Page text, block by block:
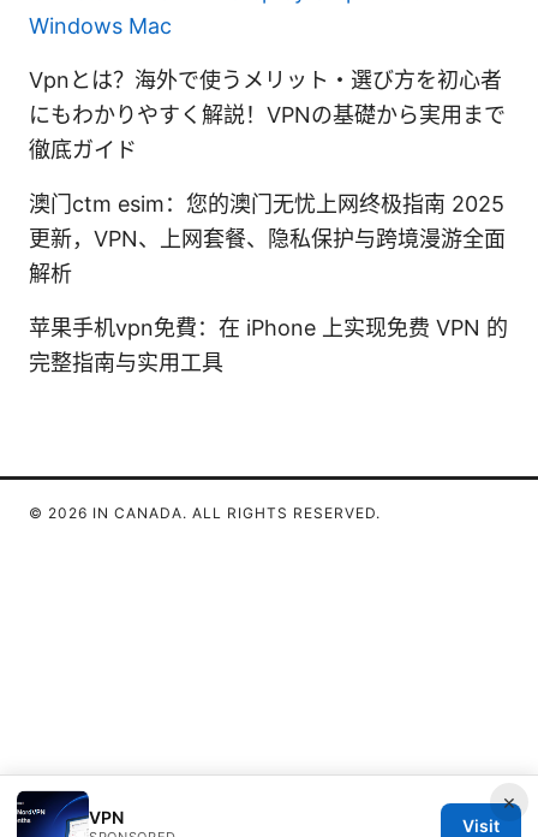
Windows Mac
Vpnとは？海外で使うメリット・選び方を初心者
にもわかりやすく解説！VPNの基礎から実用まで
徹底ガイド
澳门ctm esim：您的澳门无忧上网终极指南 2025
更新，VPN、上网套餐、隐私保护与跨境漫游全面
解析
苹果手机vpn免費：在 iPhone 上实现免费 VPN 的
完整指南与实用工具
×
VPN Visit
© 2026 IN CANADA. ALL RIGHTS RESERVED.